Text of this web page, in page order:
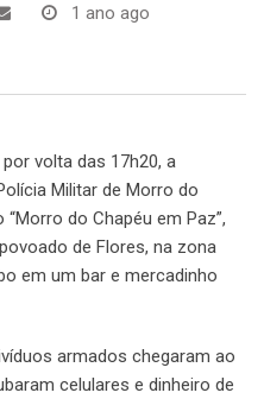
1 ano ago
volta das 17h20, a
Militar de Morro do
do Chapéu em Paz”,
de Flores, na zona
em um bar e mercadinho
armados chegaram ao
celulares e dinheiro de